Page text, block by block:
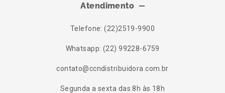
Atendimento
Telefone: (22)2519-9900
Whatsapp: (22) 99228-6759
contato@ccndistribuidora.com.br
Segunda a sexta das 8h às 18h